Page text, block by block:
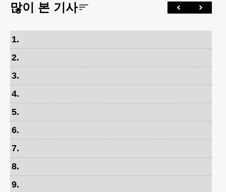
많이 본 기사
1.
2.
3.
4.
5.
6.
7.
8.
9.